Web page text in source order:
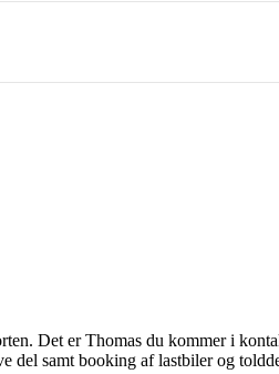
Det er Thomas du kommer i
del samt booking af lastbiler og